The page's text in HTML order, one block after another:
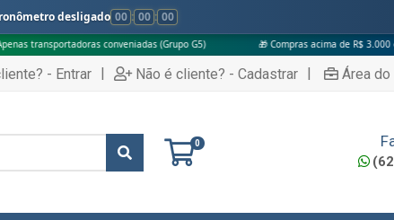
desligado 00 : 00 : 00
conveniadas (Grupo G5) 🎁 Compras acima de R$ 3.000 ganham uma
- Entrar | Não é cliente? - Cadastrar | Área
0